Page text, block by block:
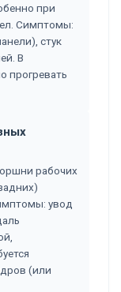
при
Симптомы:
стук
В
прогревать
рабочих
увод
(или